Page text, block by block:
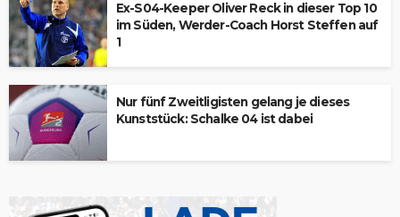
Ex-S04-Keeper Oliver Reck in dieser Top 10
im Süden, Werder-Coach Horst Steffen auf
1
Nur fünf Zweitligisten gelang je dieses
Kunststück: Schalke 04 ist dabei